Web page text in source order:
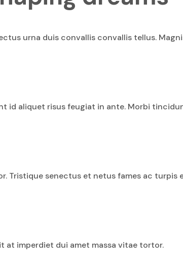
urna duis convallis convallis tellus.
id aliquet risus feugiat in ante. Morbi
Tristique senectus et netus fames ac turpis
at imperdiet dui amet massa vitae tortor.